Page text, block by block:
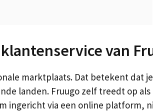
van
marktplaats. Dat betekent dat
landen. Fruugo zelf treedt op als
ingericht via een online platform,